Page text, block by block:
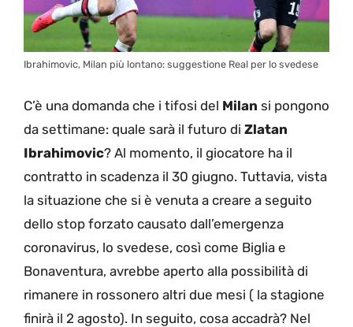
Ibrahimovic, Milan più lontano: suggestione Real per lo svedese
C’è una domanda che i tifosi del Milan si pongono
da settimane: quale sarà il futuro di Zlatan
Ibrahimovic? Al momento, il giocatore ha il
contratto in scadenza il 30 giugno. Tuttavia, vista
la situazione che si è venuta a creare a seguito
dello stop forzato causato dall’emergenza
coronavirus, lo svedese, così come Biglia e
Bonaventura, avrebbe aperto alla possibilità di
rimanere in rossonero altri due mesi ( la stagione
finirà il 2 agosto). In seguito, cosa accadrà? Nel